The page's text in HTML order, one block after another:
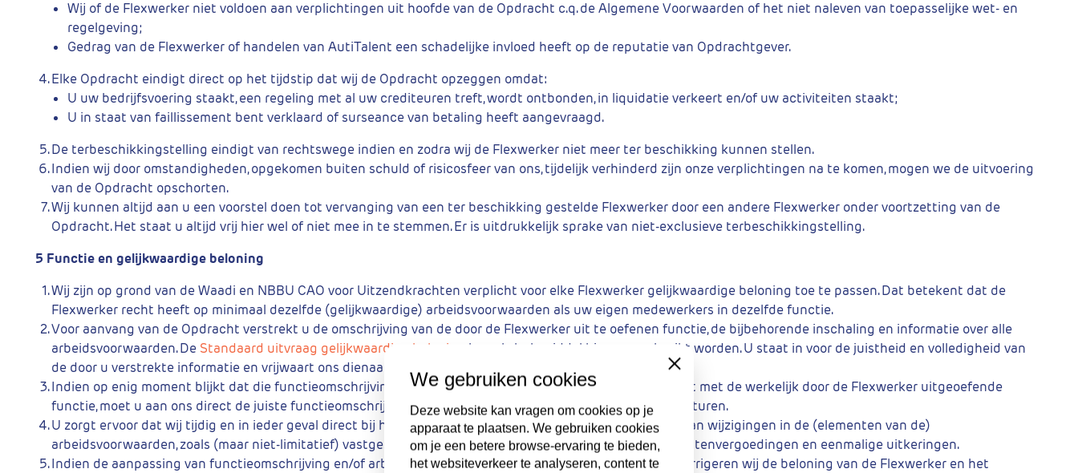
Wij of de Flexwerker niet voldoen aan verplichtingen uit hoofde van de Opdracht c.q. de Algemene Voorwaarden of het niet naleven van toepasselijke wet- en
regelgeving;
Gedrag van de Flexwerker of handelen van AutiTalent een schadelijke invloed heeft op de reputatie van Opdrachtgever.
Elke Opdracht eindigt direct op het tijdstip dat wij de Opdracht opzeggen omdat:
U uw bedrijfsvoering staakt, een regeling met al uw crediteuren treft, wordt ontbonden, in liquidatie verkeert en/of uw activiteiten staakt;
U in staat van faillissement bent verklaard of surseance van betaling heeft aangevraagd.
De terbeschikkingstelling eindigt van rechtswege indien en zodra wij de Flexwerker niet meer ter beschikking kunnen stellen.
Indien wij door omstandigheden, opgekomen buiten schuld of risicosfeer van ons, tijdelijk verhinderd zijn onze verplichtingen na te komen, mogen we de uitvoering
van de Opdracht opschorten.
Wij kunnen altijd aan u een voorstel doen tot vervanging van een ter beschikking gestelde Flexwerker door een andere Flexwerker onder voortzetting van de
Opdracht. Het staat u altijd vrij hier wel of niet mee in te stemmen. Er is uitdrukkelijk sprake van niet-exclusieve terbeschikkingstelling.
5 Functie en gelijkwaardige beloning
Wij zijn op grond van de Waadi en NBBU CAO voor Uitzendkrachten verplicht voor elke Flexwerker gelijkwaardige beloning toe te passen. Dat betekent dat de
Flexwerker recht heeft op minimaal dezelfde (gelijkwaardige) arbeidsvoorwaarden als uw eigen medewerkers in dezelfde functie.
Voor aanvang van de Opdracht verstrekt u de omschrijving van de door de Flexwerker uit te oefenen functie, de bijbehorende inschaling en informatie over alle
arbeidsvoorwaarden. De Standaard uitvraag gelijkwaardige beloning
kan als hulpmiddel hiervoor gebruikt worden. U staat in voor de juistheid en volledigheid van
de door u verstrekte informatie en vrijwaart ons dienaangaande.
Indien op enig moment blijkt dat die functieomschrijving en de bijbehorende inschaling niet overeenstemt met de werkelijk door de Flexwerker uitgeoefende
functie, moet u aan ons direct de juiste functieomschrijving met bijbehorende inschaling en beloning toesturen.
U zorgt ervoor dat wij tijdig en in ieder geval direct bij het bekend worden, op de hoogte gesteld worden van wijzigingen in de (elementen van de)
arbeidsvoorwaarden, zoals (maar niet-limitatief) vastgestelde initiële loonsverhogingen, indexering van kostenvergoedingen en eenmalige uitkeringen.
Indien de aanpassing van functieomschrijving en/of arbeidsvoorwaarden leidt tot een hogere beloning, corrigeren wij de beloning van de Flexwerker en het
We gebruiken cookies
Deze website kan vragen om cookies op je
apparaat te plaatsen. We gebruiken cookies
om je een betere browse-ervaring te bieden,
het websiteverkeer te analyseren, content te
Close